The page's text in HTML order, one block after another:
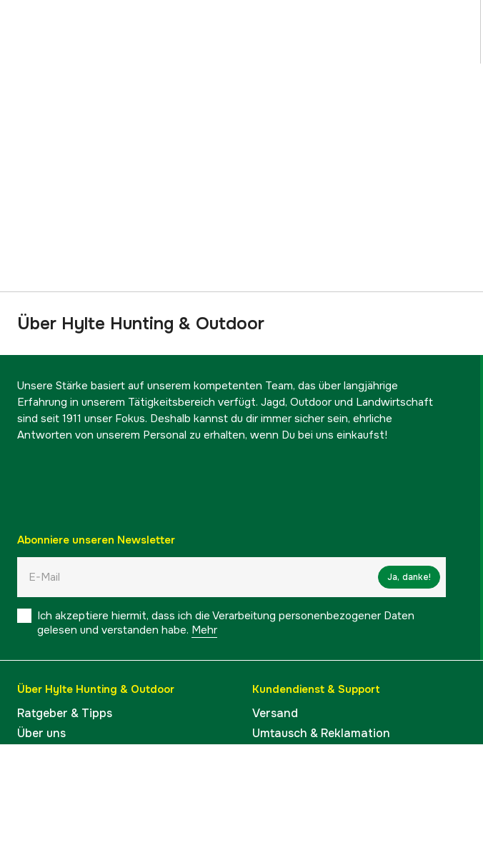
Über Hylte Hunting & Outdoor
Unsere Stärke basiert auf unserem kompetenten Team, das über langjährige
Erfahrung in unserem Tätigkeitsbereich verfügt. Jagd, Outdoor und Landwirtschaft
sind seit 1911 unser Fokus. Deshalb kannst du dir immer sicher sein, ehrliche
Antworten von unserem Personal zu erhalten, wenn Du bei uns einkaufst!
Abonniere unseren Newsletter
Ja, danke!
Ich akzeptiere hiermit, dass ich die Verarbeitung personenbezogener Daten
gelesen und verstanden habe. Mehr
Über Hylte Hunting & Outdoor
Ratgeber & Tipps
Über uns
Kundendienst & Support
Versand
Umtausch & Reklamation